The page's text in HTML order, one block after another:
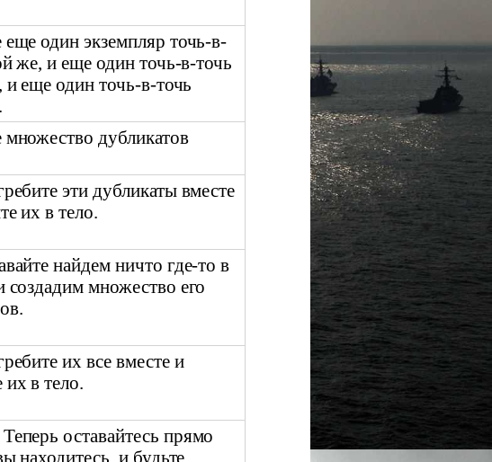
еще один экземпляр точь-в-
же, и еще один точь-в-точь
и еще один точь-в-точь
множество дубликатов
эти дубликаты вместе
их в тело.
найдем ничто где-то в
создадим множество его
их все вместе и
их в тело.
оставайтесь прямо
находитесь, и будьте